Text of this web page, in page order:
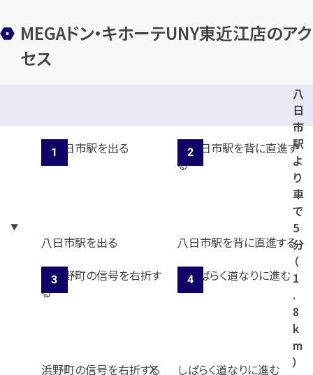
MEGAドン・キホーテUNY東近江店のアク
セス
八
日
市
駅
よ
り
車
で
5
分
（
1
.
8
k
m
）
八日市駅を出る 八日市駅を背に直進する
浜野町の信号を右折する しばらく道なりに進む